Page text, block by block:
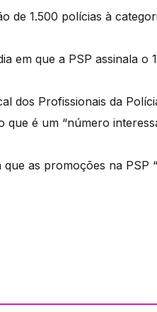
de 1.500 polícias à
em que a PSP assinala o
dos Profissionais da
é um “número
as promoções na PSP